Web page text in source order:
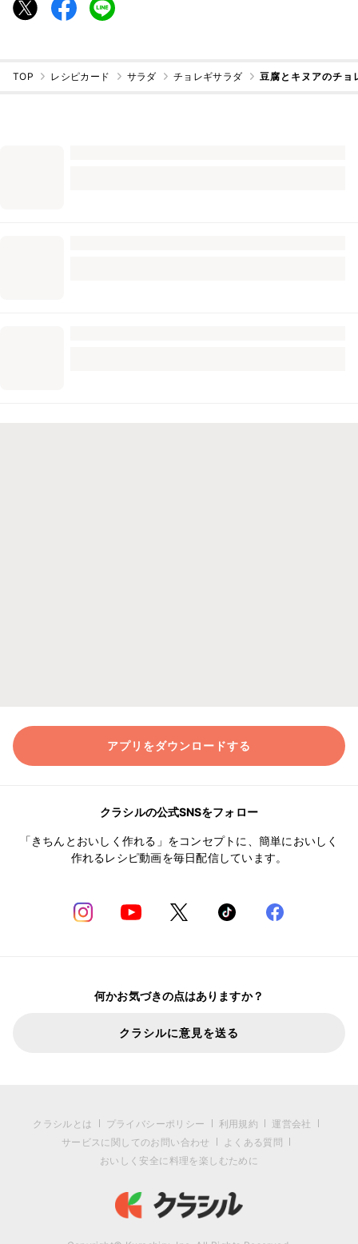
TOP レシピカード サラダ チョレギサラダ 豆腐とキヌアのチョ
アプリをダウンロードする
クラシルの公式SNSをフォロー
「きちんとおいしく作れる」をコンセプトに、簡単においしく
作れるレシピ動画を毎日配信しています。
何かお気づきの点はありますか？
クラシルに意見を送る
クラシルとは プライバシーポリシー 利用規約
運営会社
サービスに関してのお問い合わせ
よくある質問
おいしく安全に料理を楽しむために